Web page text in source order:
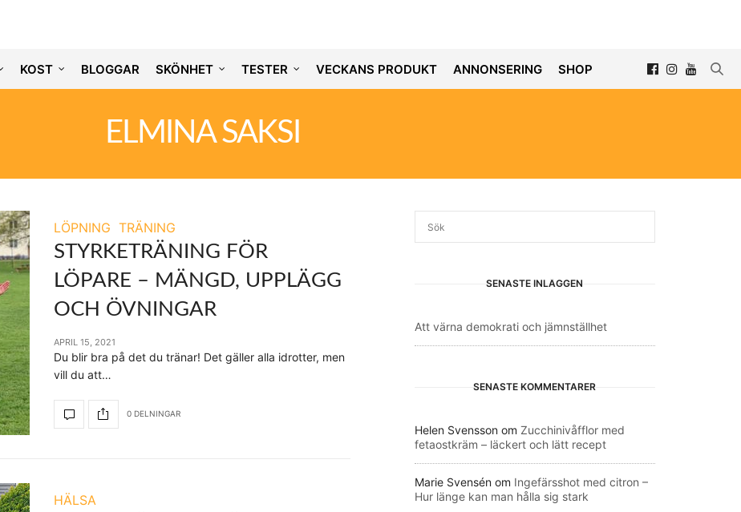
KOST BLOGGAR SKÖNHET TESTER VECKANS PRODUKT ANNONSERING SHOP
ELMINA SAKSI
LÖPNING TRÄNING
STYRKETRÄNING FÖR
LÖPARE – MÄNGD, UPPLÄGG
OCH ÖVNINGAR
APRIL 15, 2021
Du blir bra på det du tränar! Det gäller alla idrotter, men
vill du att…
0 DELNINGAR
HÄLSA
SENASTE INLÄGGEN
Att värna demokrati och jämnställhet
SENASTE KOMMENTARER
Helen Svensson om Zucchinivåfflor med
fetaostkräm – läckert och lätt recept
Marie Svensén om Ingefärsshot med citron –
Hur länge kan man hålla sig stark